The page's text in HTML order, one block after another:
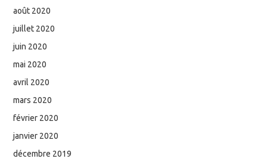
août 2020
juillet 2020
juin 2020
mai 2020
avril 2020
mars 2020
février 2020
janvier 2020
décembre 2019